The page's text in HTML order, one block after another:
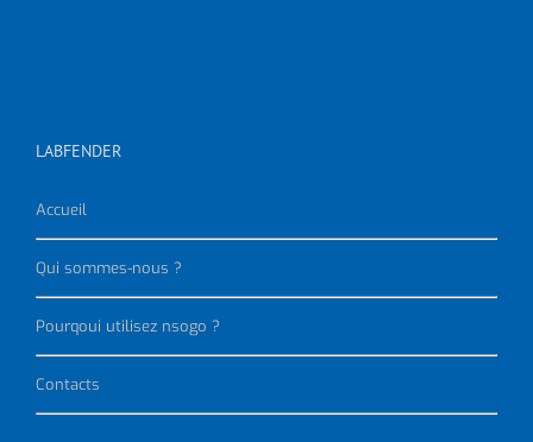
LABFENDER
Accueil
Qui sommes-nous ?
Pourqoui utilisez nsogo ?
Contacts